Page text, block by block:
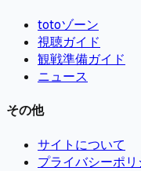
totoゾーン
視聴ガイド
観戦準備ガイド
ニュース
その他
サイトについて
プライバシーポリ